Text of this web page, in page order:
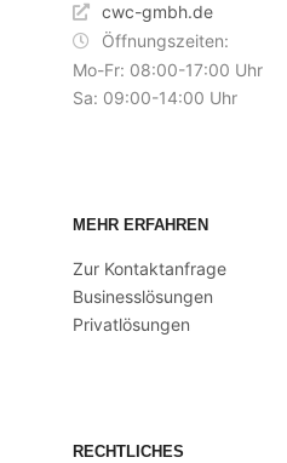
cwc-gmbh.de
Öffnungszeiten:
Mo-Fr: 08:00-17:00 Uhr
Sa: 09:00-14:00 Uhr
MEHR ERFAHREN
Zur Kontaktanfrage
Businesslösungen
Privatlösungen
RECHTLICHES